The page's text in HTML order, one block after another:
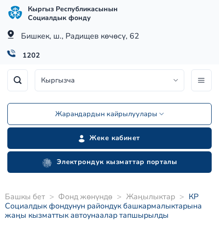
Skip
content
Кыргыз Республикасынын
Социалдык фонду
Бишкек, ш., Радищев көчөсү, 62
1202
Кыргызча
Жарандардын кайрылуулары
Жеке кабинет
Электрондук кызматтар порталы
Башкы бет > Фонд жөнүндө > Жаңылыктар > КР
Социалдык фондунун райондук башкармалыктарына
жаңы кызматтык автоунаалар тапшырылды